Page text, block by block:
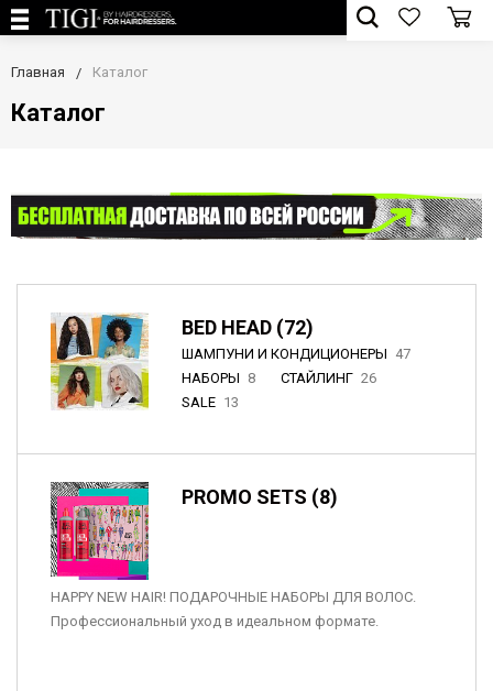
Главная Каталог
Каталог
BED HEAD (72)
ШАМПУНИ И КОНДИЦИОНЕРЫ 47
НАБОРЫ 8 СТАЙЛИНГ 26
SALE 13
PROMO SETS (8)
HAPPY NEW HAIR! ПОДАРОЧНЫЕ НАБОРЫ ДЛЯ ВОЛОС.
Профессиональный уход в идеальном формате.